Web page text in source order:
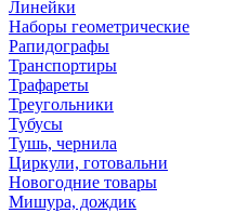
Линейки
Наборы геометрические
Рапидографы
Транспортиры
Трафареты
Треугольники
Тубусы
Тушь, чернила
Циркули, готовальни
Новогодние товары
Мишура, дождик